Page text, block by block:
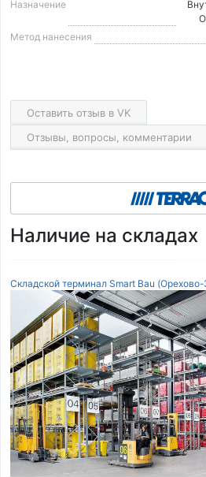
Назначение
Метод нанесения
Оставить отзыв в VK
Отзывы, вопросы, комментарии
Наличие на складах
Складской терминал Smart Bau (Орехово-